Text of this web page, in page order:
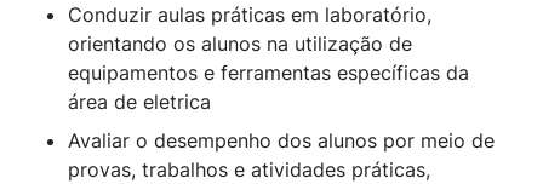
Conduzir aulas práticas em laboratório,
orientando os alunos na utilização de
equipamentos e ferramentas específicas da
área de eletrica
Avaliar o desempenho dos alunos por meio de
provas, trabalhos e atividades práticas,